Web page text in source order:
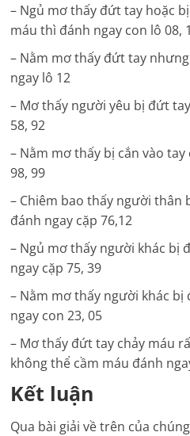
– Ngủ mơ thấy đứt tay hoặc
máu thì đánh ngay con lô 08,
– Nằm mơ thấy đứt tay
ngay lô 12
– Mơ thấy người yêu bị đứt
58, 92
– Nằm mơ thấy bị cắn vào
98, 99
– Chiêm bao thấy người thân
đánh ngay cặp 76,12
– Ngủ mơ thấy người khác bị
ngay cặp 75, 39
– Nằm mơ thấy người khác bị
ngay con 23, 05
– Mơ thấy đứt tay chảy máu
không thể cầm máu đánh
Kết luận
Qua bài giải về trên của